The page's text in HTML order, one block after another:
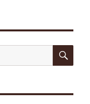
ー
検